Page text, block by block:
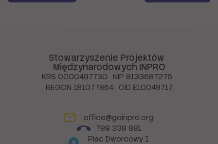
Stowarzyszenie Projektów
Międzynarodowych INPRO
KRS 0000497730 · NIP 8133687276
REGON 181077864 · OID E10049717
office@goinpro.org
789 338 881
Plac Dworcowy 1